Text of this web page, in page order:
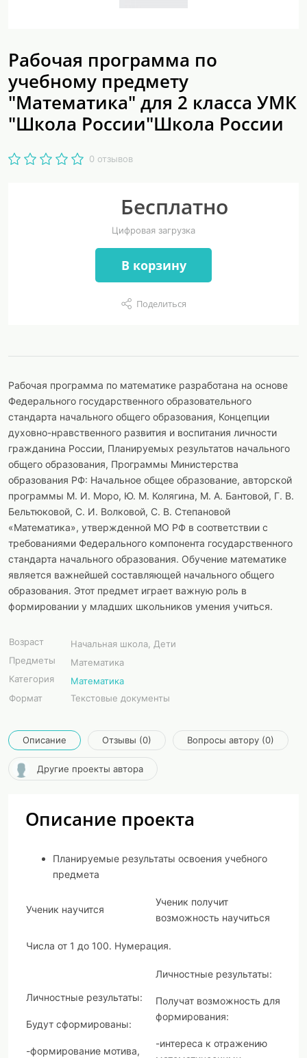
Рабочая программа по
учебному предмету
"Математика" для 2 класса УМК
"Школа России"Школа России
0 отзывов
Бесплатно
Цифровая загрузка
В корзину
Поделиться
Рабочая программа по математике разработана на основе
Федерального государственного образовательного
стандарта начального общего образования, Концепции
духовно-нравственного развития и воспитания личности
гражданина России, Планируемых результатов начального
общего образования, Программы Министерства
образования РФ: Начальное общее образование, авторской
программы М. И. Моро, Ю. М. Колягина, М. А. Бантовой, Г. В.
Бельтюковой, С. И. Волковой, С. В. Степановой
«Математика», утвержденной МО РФ в соответствии с
требованиями Федерального компонента государственного
стандарта начального образования. Обучение математике
является важнейшей составляющей начального общего
образования. Этот предмет играет важную роль в
формировании у младших школьников умения учиться.
Возраст
Начальная школа, Дети
Предметы
Математика
Категория
Математика
Формат
Текстовые документы
Описание Отзывы (0) Вопросы автору (0)
Другие проекты автора
Описание проекта
Планируемые результаты освоения учебного
предмета
Ученик научится
Ученик получит
возможность научиться
Числа от 1 до 100. Нумерация.
Личностные результаты:
Будут сформированы:
-формирование мотива,
Личностные результаты:
Получат возможность для
формирования:
-интереса к отражению